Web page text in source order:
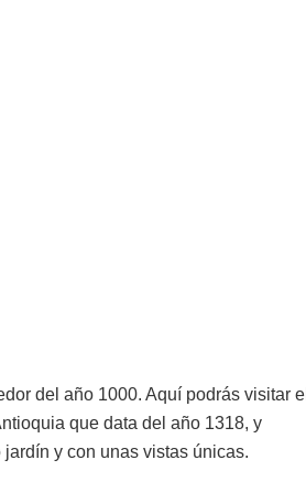
del año 1000. Aquí podrás visitar el
que data del año 1318, y
y con unas vistas únicas.